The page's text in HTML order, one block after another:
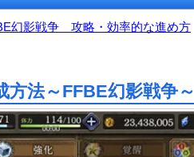
幻影戦争 攻略・効率的な進め方
法～FFBE幻影戦争～